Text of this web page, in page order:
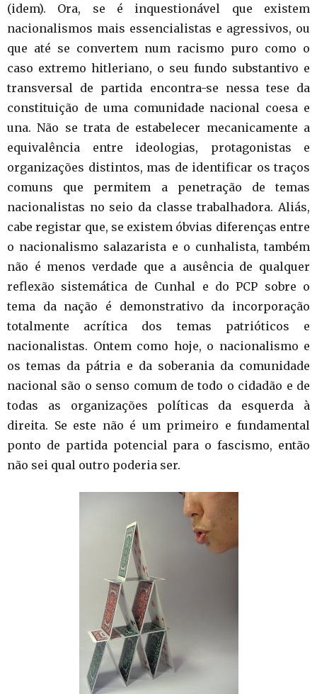
(idem). Ora, se é inquestionável que existem
nacionalismos mais essencialistas e agressivos, ou
que até se convertem num racismo puro como o
caso extremo hitleriano, o seu fundo substantivo e
transversal de partida encontra-se nessa tese da
constituição de uma comunidade nacional coesa e
una. Não se trata de estabelecer mecanicamente a
equivalência entre ideologias, protagonistas e
organizações distintos, mas de identificar os traços
comuns que permitem a penetração de temas
nacionalistas no seio da classe trabalhadora. Aliás,
cabe registar que, se existem óbvias diferenças entre
o nacionalismo salazarista e o cunhalista, também
não é menos verdade que a ausência de qualquer
reflexão sistemática de Cunhal e do PCP sobre o
tema da nação é demonstrativo da incorporação
totalmente acrítica dos temas patrióticos e
nacionalistas. Ontem como hoje, o nacionalismo e
os temas da pátria e da soberania da comunidade
nacional são o senso comum de todo o cidadão e de
todas as organizações políticas da esquerda à
direita. Se este não é um primeiro e fundamental
ponto de partida potencial para o fascismo, então
não sei qual outro poderia ser.